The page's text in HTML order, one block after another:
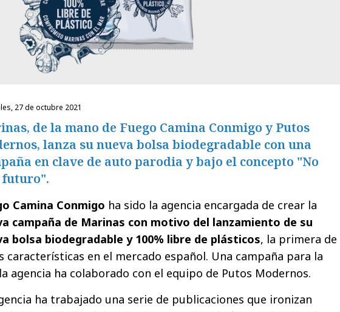
27 de octubre 2021
de la mano de Fuego Camina Conmigo y Putos
lanza su nueva bolsa biodegradable con una
en clave de auto parodia y bajo el concepto "No
Camina Conmigo ha sido la agencia encargada de crear la
campaña de Marinas con motivo del lanzamiento de su
bolsa biodegradable y 100% libre de plásticos, la primera de
características en el mercado español. Una campaña para la
agencia ha colaborado con el equipo de Putos Modernos.
ha trabajado una serie de publicaciones que ironizan